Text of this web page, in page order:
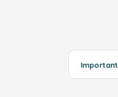
Important